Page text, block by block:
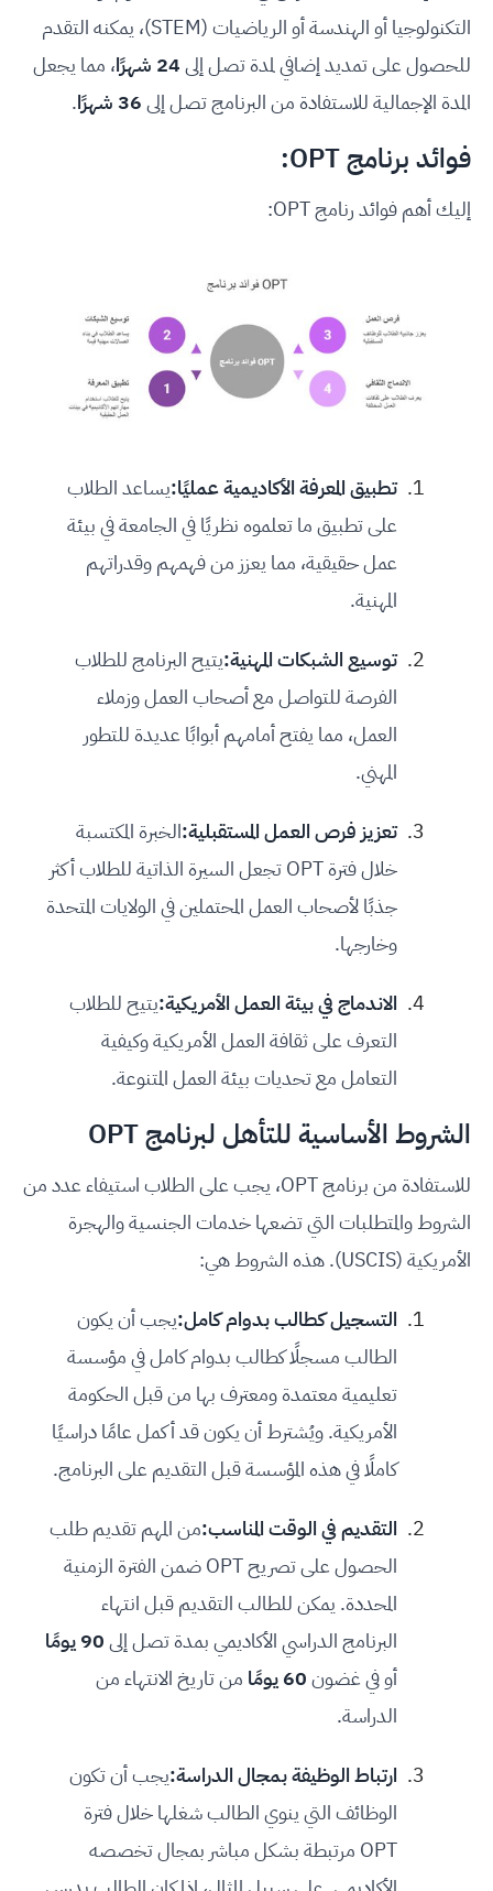
التكنولوجيا أو الهندسة أو الرياضيات (STEM)، يمكنه التقدم
للحصول على تمديد إضافي لمدة تصل إلى24 شهرًا
، مما يجعل
المدة الإجمالية للاستفادة من البرنامج تصل إلى36 شهرًا .
فوائد برنامج OPT:
إليك أهم فوائد رنامج OPT:
تطبيق المعرفة الأكاديمية عمليًا:يساعد الطلاب
على تطبيق ما تعلموه نظريًا في الجامعة في بيئة
عمل حقيقية، مما يعزز من فهمهم وقدراتهم
المهنية.
توسيع الشبكات المهنية:يتيح البرنامج للطلاب
الفرصة للتواصل مع أصحاب العمل وزملاء
العمل، مما يفتح أمامهم أبوابًا عديدة للتطور
المهني.
تعزيز فرص العمل المستقبلية:الخبرة المكتسبة
خلال فترة OPT تجعل السيرة الذاتية للطلاب أكثر
جذبًا لأصحاب العمل المحتملين في الولايات المتحدة
وخارجها.
الاندماج في بيئة العمل الأمريكية:يتيح للطلاب
التعرف على ثقافة العمل الأمريكية وكيفية
التعامل مع تحديات بيئة العمل المتنوعة.
الشروط الأساسية للتأهل لبرنامج OPT
للاستفادة من برنامج OPT، يجب على الطلاب استيفاء عدد من
الشروط والمتطلبات التي تضعها خدمات الجنسية والهجرة
الأمريكية (USCIS). هذه الشروط هي:
التسجيل كطالب بدوام كامل:يجب أن يكون
الطالب مسجلًا كطالب بدوام كامل في مؤسسة
تعليمية معتمدة ومعترف بها من قبل الحكومة
الأمريكية. ويُشترط أن يكون قد أكمل عامًا دراسيًا
كاملًا في هذه المؤسسة قبل التقديم على البرنامج.
التقديم في الوقت المناسب:من المهم تقديم طلب
الحصول على تصريح OPT ضمن الفترة الزمنية
المحددة. يمكن للطالب التقديم قبل انتهاء
البرنامج الدراسي الأكاديمي بمدة تصل إلى90 يومًا
أو في غضون60 يومًا
من تاريخ الانتهاء من
الدراسة.
ارتباط الوظيفة بمجال الدراسة:يجب أن تكون
الوظائف التي ينوي الطالب شغلها خلال فترة
OPT مرتبطة بشكل مباشر بمجال تخصصه